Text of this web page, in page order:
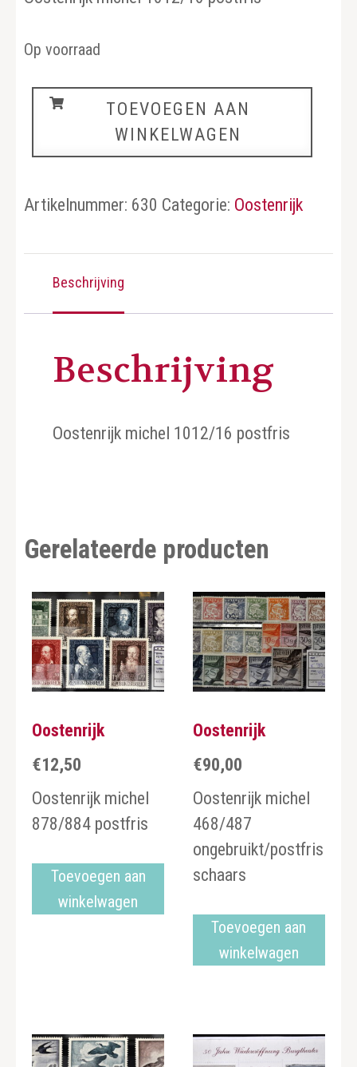
Op voorraad
Oostenrijk
TOEVOEGEN AAN
WINKELWAGEN
Artikelnummer: 630 Categorie: Oostenrijk
Beschrijving
Beschrijving
Oostenrijk michel 1012/16 postfris
Gerelateerde producten
Oostenrijk
€12,50
Oostenrijk michel
878/884 postfris
Toevoegen aan
winkelwagen
Oostenrijk
€90,00
Oostenrijk michel
468/487
ongebruikt/postfris
schaars
Toevoegen aan
winkelwagen